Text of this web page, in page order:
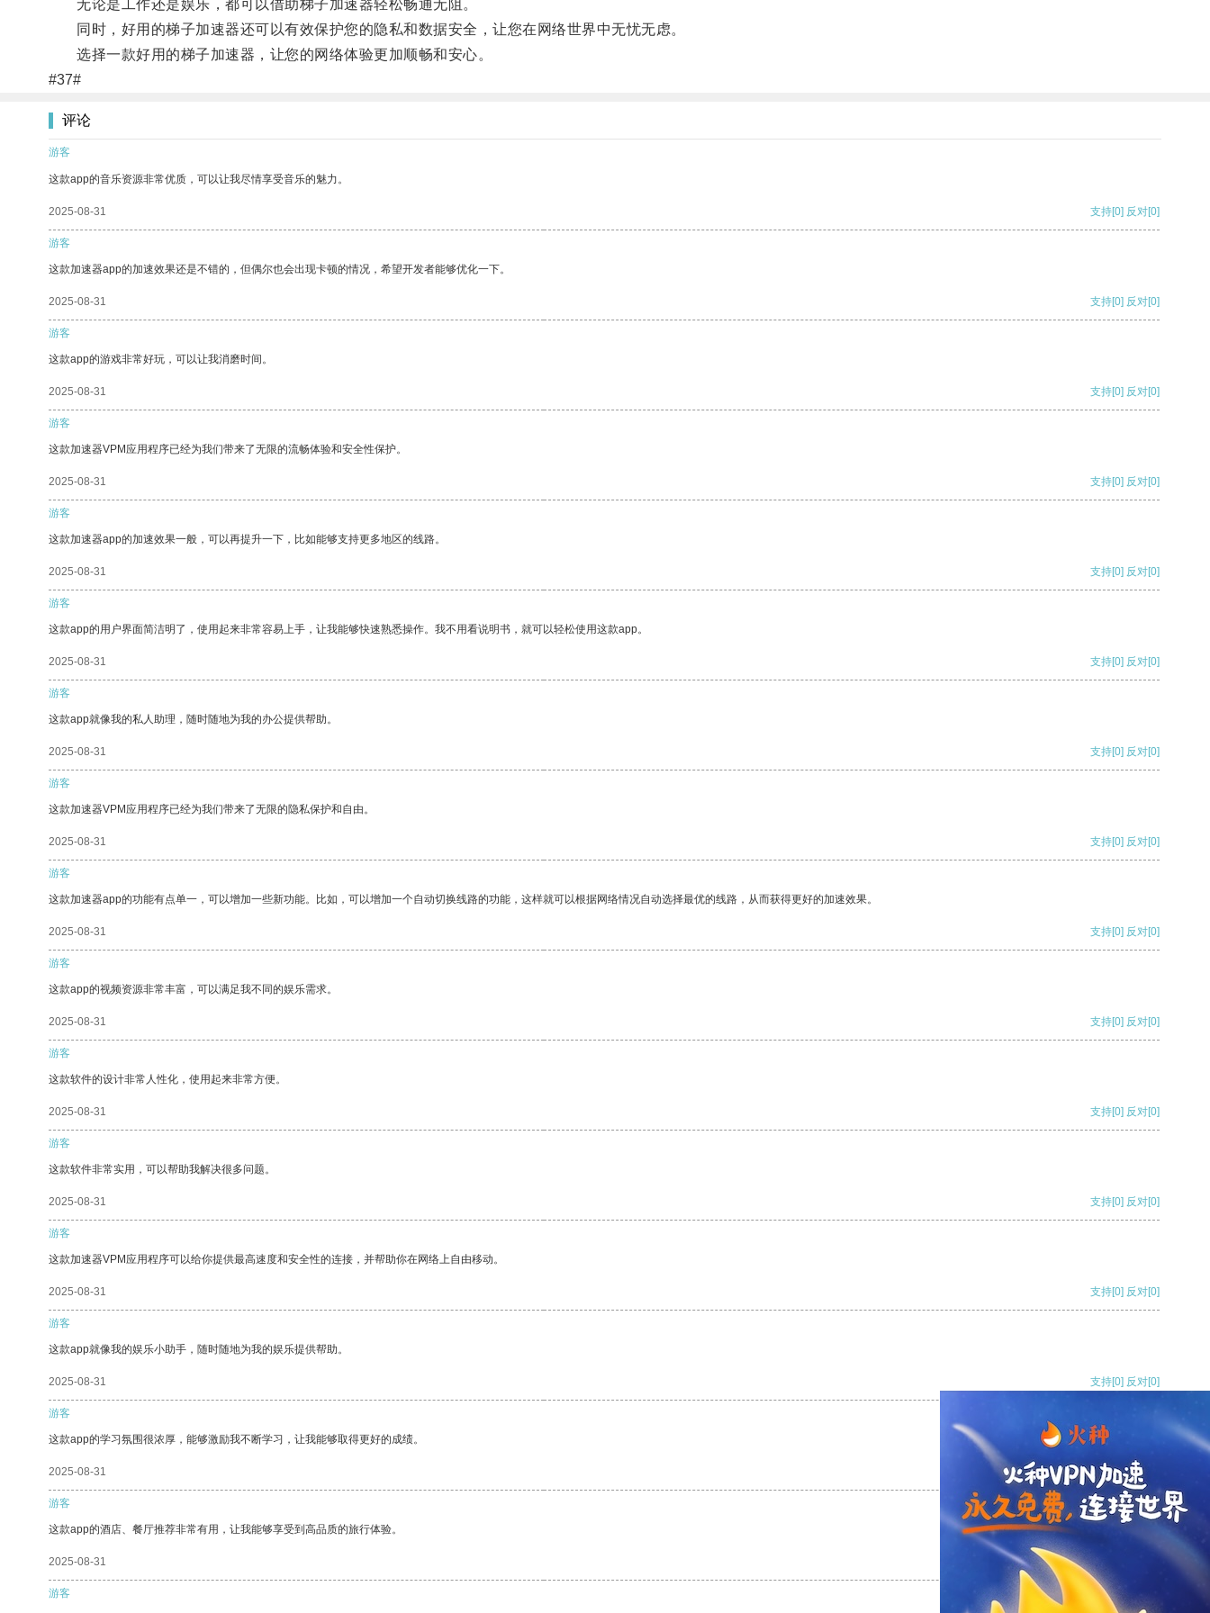
无论是工作还是娱乐，都可以借助梯子加速器轻松畅通无阻。
同时，好用的梯子加速器还可以有效保护您的隐私和数据安全，让您在网络世界中无忧无虑。
选择一款好用的梯子加速器，让您的网络体验更加顺畅和安心。
#37#
评论
游客
这款app的音乐资源非常优质，可以让我尽情享受音乐的魅力。
2025-08-31 支持[0] 反对[0]
游客
这款加速器app的加速效果还是不错的，但偶尔也会出现卡顿的情况，希望开发者能够优化一下。
2025-08-31 支持[0] 反对[0]
游客
这款app的游戏非常好玩，可以让我消磨时间。
2025-08-31 支持[0] 反对[0]
游客
这款加速器VPM应用程序已经为我们带来了无限的流畅体验和安全性保护。
2025-08-31 支持[0] 反对[0]
游客
这款加速器app的加速效果一般，可以再提升一下，比如能够支持更多地区的线路。
2025-08-31 支持[0] 反对[0]
游客
这款app的用户界面简洁明了，使用起来非常容易上手，让我能够快速熟悉操作。我不用看说明书，就可以轻松使用这款app。
2025-08-31 支持[0] 反对[0]
游客
这款app就像我的私人助理，随时随地为我的办公提供帮助。
2025-08-31 支持[0] 反对[0]
游客
这款加速器VPM应用程序已经为我们带来了无限的隐私保护和自由。
2025-08-31 支持[0] 反对[0]
游客
这款加速器app的功能有点单一，可以增加一些新功能。比如，可以增加一个自动切换线路的功能，这样就可以根据网络情况自动选择最优的线路，从而获得更好的加速效果。
2025-08-31 支持[0] 反对[0]
游客
这款app的视频资源非常丰富，可以满足我不同的娱乐需求。
2025-08-31 支持[0] 反对[0]
游客
这款软件的设计非常人性化，使用起来非常方便。
2025-08-31 支持[0] 反对[0]
游客
这款软件非常实用，可以帮助我解决很多问题。
2025-08-31 支持[0] 反对[0]
游客
这款加速器VPM应用程序可以给你提供最高速度和安全性的连接，并帮助你在网络上自由移动。
2025-08-31 支持[0] 反对[0]
游客
这款app就像我的娱乐小助手，随时随地为我的娱乐提供帮助。
2025-08-31 支持[0] 反对[0]
游客
这款app的学习氛围很浓厚，能够激励我不断学习，让我能够取得更好的成绩。
2025-08-31 支持[0] 反对
游客
这款app的酒店、餐厅推荐非常有用，让我能够享受到高品质的旅行体验。
2025-08-31 支持
游客